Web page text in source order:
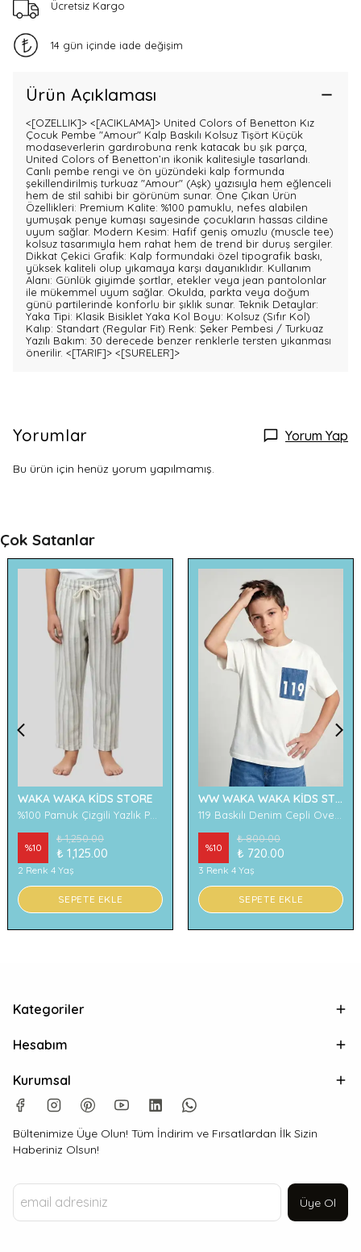
Ücretsiz Kargo
14 gün içinde iade değişim
Ürün Açıklaması
<[OZELLIK]> <[ACIKLAMA]> United Colors of Benetton Kız
Çocuk Pembe "Amour" Kalp Baskılı Kolsuz Tişört Küçük
modaseverlerin gardırobuna renk katacak bu şık parça,
United Colors of Benetton’ın ikonik kalitesiyle tasarlandı.
Canlı pembe rengi ve ön yüzündeki kalp formunda
şekillendirilmiş turkuaz "Amour" (Aşk) yazısıyla hem eğlenceli
hem de stil sahibi bir görünüm sunar. Öne Çıkan Ürün
Özellikleri: Premium Kalite: %100 pamuklu, nefes alabilen
yumuşak penye kumaşı sayesinde çocukların hassas cildine
uyum sağlar. Modern Kesim: Hafif geniş omuzlu (muscle tee)
kolsuz tasarımıyla hem rahat hem de trend bir duruş sergiler.
Dikkat Çekici Grafik: Kalp formundaki özel tipografik baskı,
yüksek kaliteli olup yıkamaya karşı dayanıklıdır. Kullanım
Alanı: Günlük giyimde şortlar, etekler veya jean pantolonlar
ile mükemmel uyum sağlar. Okulda, parkta veya doğum
günü partilerinde konforlu bir şıklık sunar. Teknik Detaylar:
Yaka Tipi: Klasik Bisiklet Yaka Kol Boyu: Kolsuz (Sıfır Kol)
Kalıp: Standart (Regular Fit) Renk: Şeker Pembesi / Turkuaz
Yazılı Bakım: 30 derecede benzer renklerle tersten yıkanması
önerilir. <[TARIF]> <[SURELER]>
Yorumlar Yorum Yap
Bu ürün için henüz yorum yapılmamış.
Çok Satanlar
WAKA WAKA KİDS STORE
%10
₺ 1,250.00
₺ 1,125.00
2 Renk 4 Yaş
SEPETE EKLE
WW WAKA WAKA KİDS STORE
%10
₺ 800.00
₺ 720.00
3 Renk 4 Yaş
SEPETE EKLE
Kategoriler
Hesabım
Kurumsal
Bültenimize Üye Olun! Tüm İndirim ve Fırsatlardan İlk Sizin
Haberiniz Olsun!
Üye Ol